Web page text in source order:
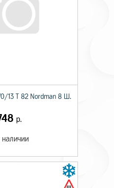
13 T 82 Nordman 8 Ш.
р.